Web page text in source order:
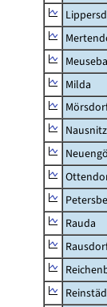
Milda
Nausnitz
Rauda